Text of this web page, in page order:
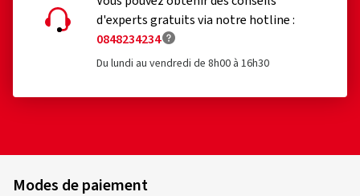
d'experts gratuits via notre hotline :
0848234234
Du lundi au vendredi de 8h00 à 16h30
Modes de paiement